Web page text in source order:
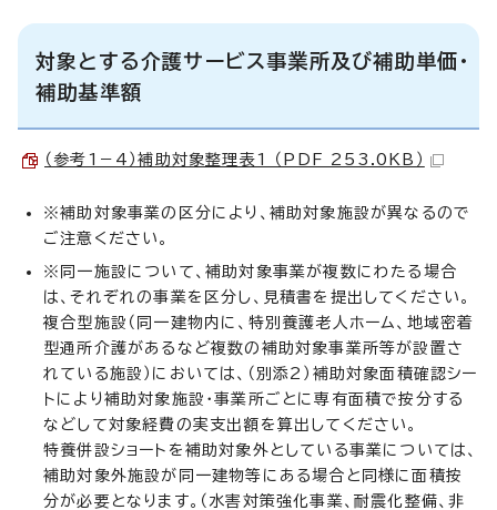
対象とする介護サービス事業所及び補助単価・
補助基準額
（参考1－4）補助対象整理表1 （PDF 253.0KB）
※補助対象事業の区分により、補助対象施設が異なるので
ご注意ください。
※同一施設について、補助対象事業が複数にわたる場合
は、それぞれの事業を区分し、見積書を提出してください。
複合型施設（同一建物内に、特別養護老人ホーム、地域密着
型通所介護があるなど複数の補助対象事業所等が設置さ
れている施設）においては、（別添2）補助対象面積確認シー
トにより補助対象施設・事業所ごとに専有面積で按分する
などして対象経費の実支出額を算出してください。
特養併設ショートを補助対象外としている事業については、
補助対象外施設が同一建物等にある場合と同様に面積按
分が必要となります。（水害対策強化事業、耐震化整備、非